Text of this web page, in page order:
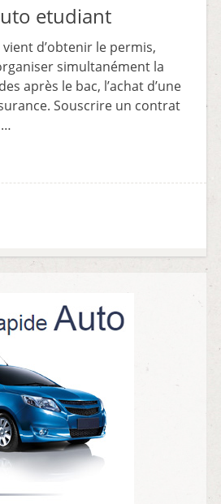
etudiant
d’obtenir le permis,
simultanément la
après le bac, l’achat d’une
Souscrire un contrat
…